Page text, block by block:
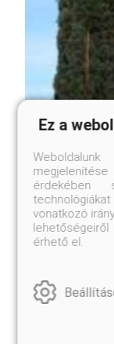
Ez a
érdekében
vonatkozó
érhető el.